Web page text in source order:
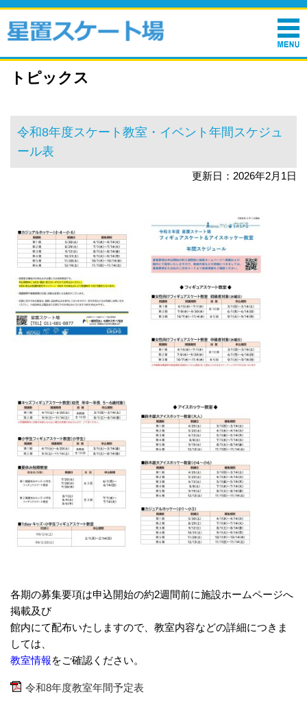
トピックス
令和8年度スケート教室・イベント年間スケジュ
ール表
更新日：2026年2月1日
各期の募集要項は申込開始の約2週間前に施設ホームページへ
掲載及び
館内にて配布いたしますので、教室内容などの詳細につきま
しては、
教室情報をご確認ください。
令和8年度教室年間予定表